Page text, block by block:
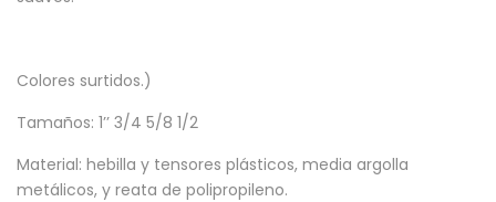
Colores surtidos.)
Tamaños: 1’’ 3/4 5/8 1/2
Material: hebilla y tensores plásticos, media argolla
metálicos, y reata de polipropileno.